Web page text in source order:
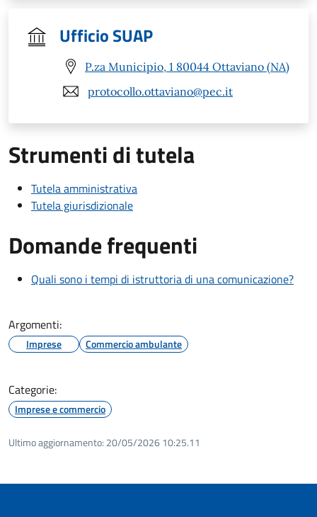
Ufficio SUAP
P.za Municipio, 1 80044 Ottaviano (NA)
protocollo.ottaviano@pec.it
Strumenti di tutela
Tutela amministrativa
Tutela giurisdizionale
Domande frequenti
Quali sono i tempi di istruttoria di una comunicazione?
Argomenti:
Imprese Commercio ambulante
Categorie:
Imprese e commercio
Ultimo aggiornamento: 20/05/2026 10:25.11